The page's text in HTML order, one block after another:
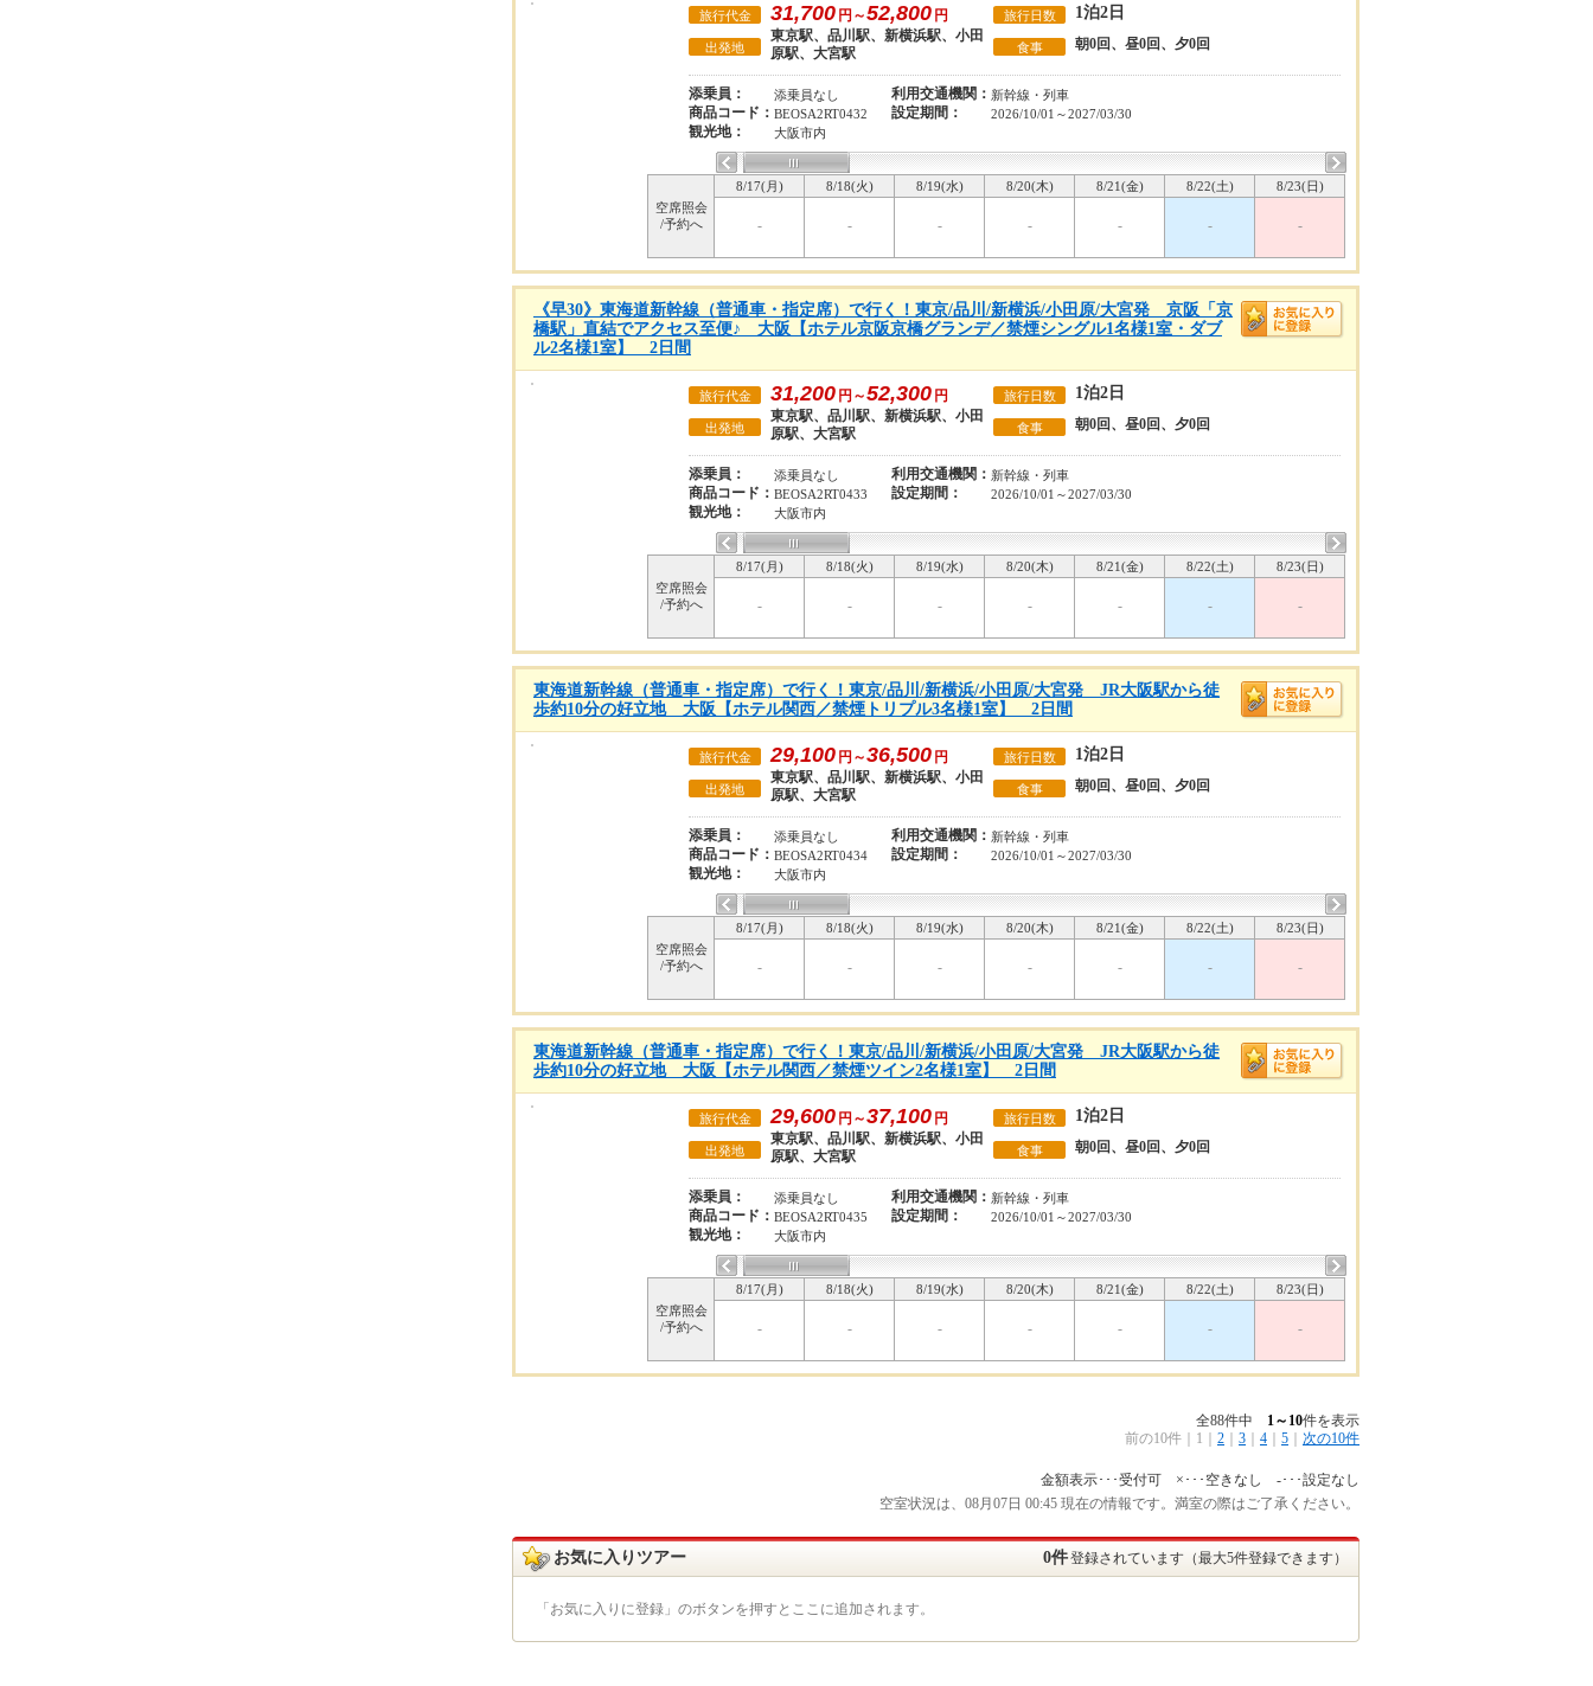
旅行代金 31,700 円～52,800 円 旅行日数 1泊2日
出発地
東京駅、品川駅、新横浜駅、小田
原駅、大宮駅
食事 朝0回、昼0回、夕0回
添乗員： 添乗員なし 利用交通機関： 新幹線・列車
商品コード： BEOSA2RT0432 設定期間： 2026/10/01～2027/03/30
観光地： 大阪市内
空席照会
/予約へ
8/17(月) 8/18(火) 8/19(水) 8/20(木) 8/21(金) 8/22(土) 8/23(日)
- - - - - - -
《早30》東海道新幹線（普通車・指定席）で行く！東京/品川/新横浜/小田原/大宮発 京阪「京
橋駅」直結でアクセス至便♪ 大阪【ホテル京阪京橋グランデ／禁煙シングル1名様1室・ダブ
ル2名様1室】 2日間
旅行代金 31,200 円～52,300 円 旅行日数 1泊2日
出発地
東京駅、品川駅、新横浜駅、小田
原駅、大宮駅
食事 朝0回、昼0回、夕0回
添乗員： 添乗員なし 利用交通機関： 新幹線・列車
商品コード： BEOSA2RT0433 設定期間： 2026/10/01～2027/03/30
観光地： 大阪市内
空席照会
/予約へ
8/17(月) 8/18(火) 8/19(水) 8/20(木) 8/21(金) 8/22(土) 8/23(日)
- - - - - - -
東海道新幹線（普通車・指定席）で行く！東京/品川/新横浜/小田原/大宮発 JR大阪駅から徒
歩約10分の好立地 大阪【ホテル関西／禁煙トリプル3名様1室】 2日間
旅行代金 29,100 円～36,500 円 旅行日数 1泊2日
出発地
東京駅、品川駅、新横浜駅、小田
原駅、大宮駅
食事 朝0回、昼0回、夕0回
添乗員： 添乗員なし 利用交通機関： 新幹線・列車
商品コード： BEOSA2RT0434 設定期間： 2026/10/01～2027/03/30
観光地： 大阪市内
空席照会
/予約へ
8/17(月) 8/18(火) 8/19(水) 8/20(木) 8/21(金) 8/22(土) 8/23(日)
- - - - - - -
東海道新幹線（普通車・指定席）で行く！東京/品川/新横浜/小田原/大宮発 JR大阪駅から徒
歩約10分の好立地 大阪【ホテル関西／禁煙ツイン2名様1室】 2日間
旅行代金 29,600 円～37,100 円 旅行日数 1泊2日
出発地
東京駅、品川駅、新横浜駅、小田
原駅、大宮駅
食事 朝0回、昼0回、夕0回
添乗員： 添乗員なし 利用交通機関： 新幹線・列車
商品コード： BEOSA2RT0435 設定期間： 2026/10/01～2027/03/30
観光地： 大阪市内
空席照会
/予約へ
8/17(月) 8/18(火) 8/19(水) 8/20(木) 8/21(金) 8/22(土) 8/23(日)
- - - - - - -
全88件中 1～10件を表示
前の10件
1 2 3 4 5 次の10件
金額表示･･･受付可 ×･･･空きなし -･･･設定なし
空室状況は、08月07日 00:45 現在の情報です。満室の際はご了承ください。
お気に入りツアー 0件登録されています（最大5件登録できます）
「お気に入りに登録」のボタンを押すとここに追加されます。